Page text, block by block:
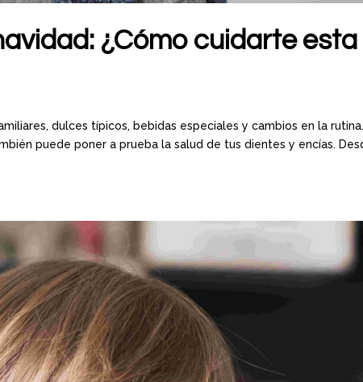
¿Cómo cuidarte esta
dulces típicos, bebidas especiales y cambios en la
puede poner a prueba la salud de tus dientes y encías.